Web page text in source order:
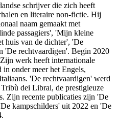
schrijver die zich heeft
en literaire non-fictie. Hij
naam gemaakt met
passagiers', 'Mijn kleine
huis van de dichter', 'De
'De rechtvaardigen'. Begin 2020
werk heeft internationale
onder meer het Engels,
'De rechtvaardigen' werd
dei Librai, de prestigieuze
Zijn recente publicaties zijn 'De
kampschilders' uit 2022 en 'De